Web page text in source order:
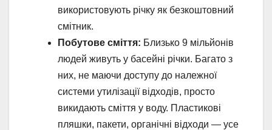
використовують річку як безкоштовний
смітник.
Побутове сміття: Близько 9 мільйонів
людей живуть у басейні річки. Багато з
них, не маючи доступу до належної
системи утилізації відходів, просто
викидають сміття у воду. Пластикові
пляшки, пакети, органічні відходи — усе